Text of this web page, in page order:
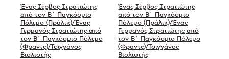
Ένας Σέρβος Στρατιώτης
από τον Β΄ Παγκόσμιο
Πόλεμο (Πράλικ)/Ένας
Γερμανός Στρατιώτης από
τον Β΄ Παγκόσμιο Πόλεμο
(Φραντς)/Τσιγγάνος
Βιολιστής
Ένας Σέρβος Στρατιώτης
από τον Β΄ Παγκόσμιο
Πόλεμο (Πράλικ)/Ένας
Γερμανός Στρατιώτης από
τον Β΄ Παγκόσμιο Πόλεμο
(Φραντς)/Τσιγγάνος
Βιολιστής